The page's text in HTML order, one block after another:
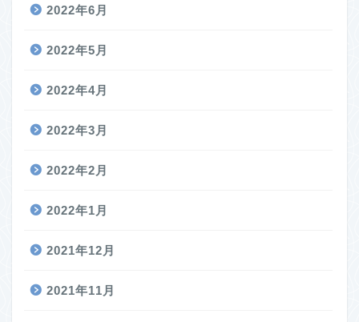
2022年6月
2022年5月
2022年4月
2022年3月
2022年2月
2022年1月
2021年12月
2021年11月